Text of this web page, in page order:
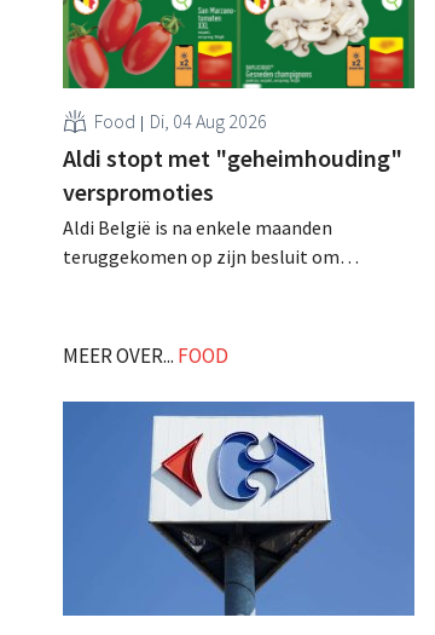
Food Di, 04 Aug 2026
Aldi stopt met "geheimhouding"
verspromoties
Aldi België is na enkele maanden
teruggekomen op zijn besluit om
zondag voor ze in werking treden: "Onze
worden." .
MEER OVER... FOOD